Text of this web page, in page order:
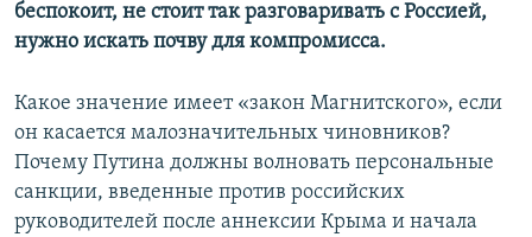
беспокоит, не стоит так разговаривать с Россией,
нужно искать почву для компромисса.
Какое значение имеет «закон Магнитского», если
он касается малозначительных чиновников?
Почему Путина должны волновать персональные
санкции, введенные против российских
руководителей после аннексии Крыма и начала